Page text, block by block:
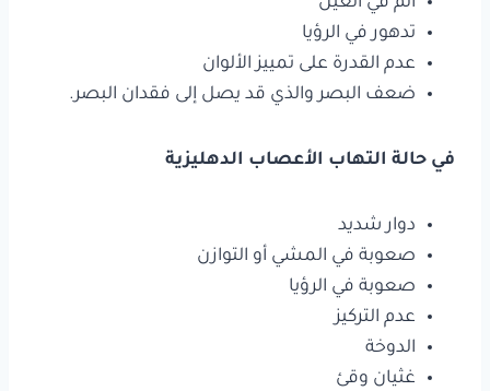
تدهور في الرؤيا
عدم القدرة على تمييز الألوان
ضعف البصر والذي قد يصل إلى فقدان البصر.
في حالة التهاب الأعصاب الدهليزية
دوار شديد
صعوبة في المشي أو التوازن
صعوبة في الرؤيا
عدم التركيز
الدوخة
غثيان وقئ